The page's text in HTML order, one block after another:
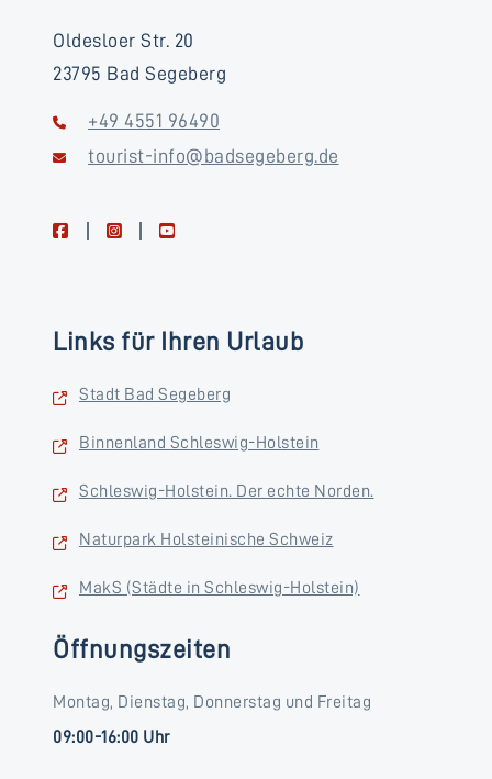
Oldesloer Str. 20
23795 Bad Segeberg
+49 4551 96490
tourist-info@badsegeberg.de
facebookinstagramyoutube
Links für Ihren Urlaub
Stadt Bad Segeberg
Binnenland Schleswig-Holstein
Schleswig-Holstein. Der echte Norden.
Naturpark Holsteinische Schweiz
MakS (Städte in Schleswig-Holstein)
Öffnungszeiten
Montag, Dienstag, Donnerstag und Freitag
09:00-16:00 Uhr